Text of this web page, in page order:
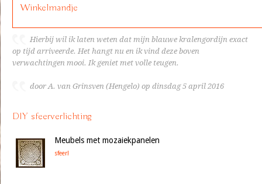
Winkelmandje
Hierbij wil ik laten weten dat mijn blauwe kralengordijn exact
op tijd arriveerde. Het hangt nu en ik vind deze boven
verwachtingen mooi. Ik geniet met volle teugen.
door A. van Grinsven (Hengelo) op dinsdag 5 april 2016
DIY sfeerverlichting
Meubels met mozaiekpanelen
sfeer!